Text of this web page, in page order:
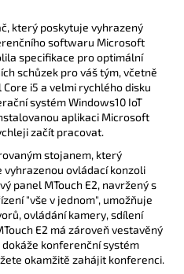
který poskytuje vyhrazený
softwaru Microsoft
specifikace pro optimální
schůzek pro váš tým, včetně
i5 a velmi rychlého disku
systém Windows10 IoT
aplikaci Microsoft
začít pracovat.
stojanem, který
vyhrazenou ovládací konzoli
panel MTouch E2, navržený s
"vše v jednom", umožňuje
ovládání kamery, sdílení
E2 má zároveň vestavěný
konferenční systém
okamžitě zahájit konferenci.